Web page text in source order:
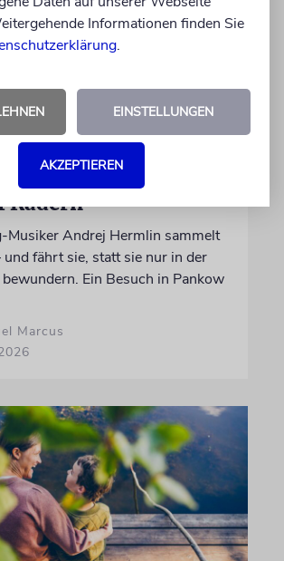
Rädern
Musiker Andrej Hermlin sammelt
und fährt sie, statt sie nur in der
bewundern. Ein Besuch in Pankow
Marcus
Informationen finden Sie
.
EINSTELLUNGEN
AKZEPTIEREN